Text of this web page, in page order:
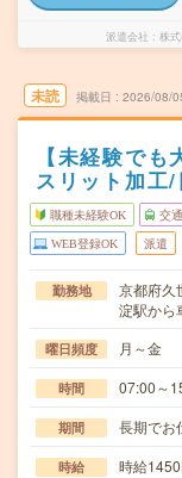
派遣会社 株
未読 掲載日 2026/08/
【未経験で
スリット加工
職種未経験OK 交
WEB登録OK 派遣
勤務地
京都府久
淀駅から
曜日頻度 月～金
時間 07:00～
期間 長期でお
時給 時給